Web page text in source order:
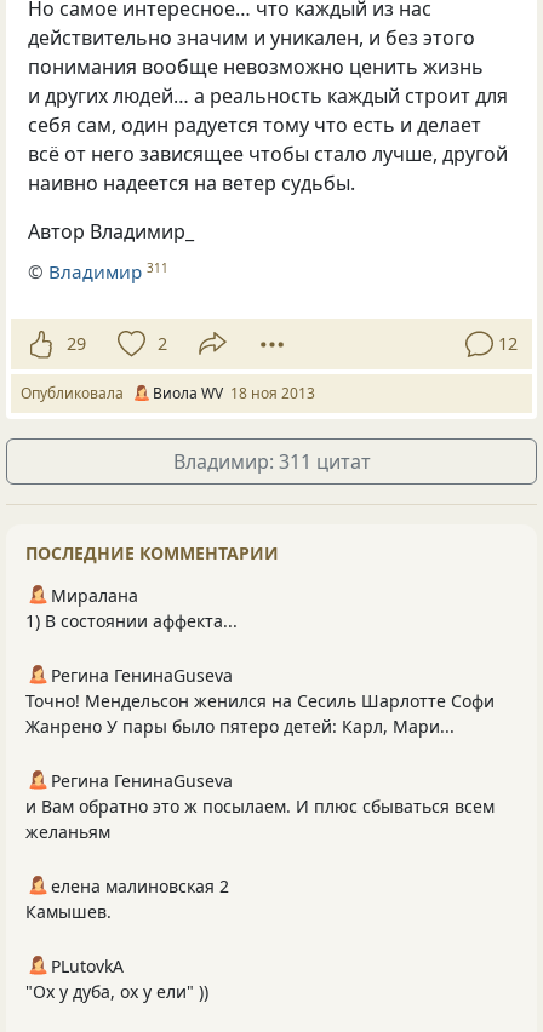
Но самое интересное… что каждый из нас
действительно значим и уникален, и без этого
понимания вообще невозможно ценить жизнь
и других людей… а реальность каждый строит для
себя сам, один радуется тому что есть и делает
всё от него зависящее чтобы стало лучше, другой
наивно надеется на ветер судьбы.
Автор Владимир_
© Владимир 311
29 2 12
Опубликовала Виола WV 18 ноя 2013
Владимир: 311 цитат
ПОСЛЕДНИЕ КОММЕНТАРИИ
Миралана
1) В состоянии аффекта...
Регина ГенинаGuseva
Точно! Мендельсон женился на Сесиль Шарлотте Софи
Жанрено У пары было пятеро детей: Карл, Мари...
Регина ГенинаGuseva
и Вам обратно это ж посылаем. И плюс сбываться всем
желаньям
елена малиновская 2
Камышев.
PLutоvkА
"Ох у дуба, ох у ели" ))